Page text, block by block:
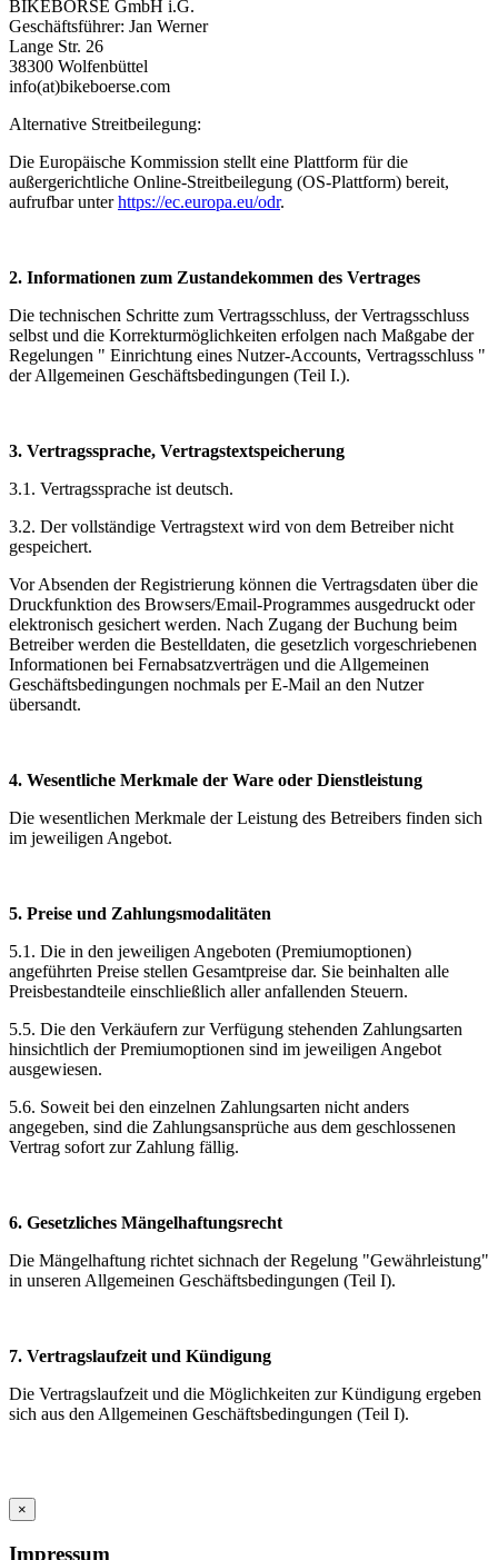
BIKEBÖRSE GmbH i.G.
Geschäftsführer: Jan Werner
Lange Str. 26
38300 Wolfenbüttel
info(at)bikeboerse.com
Alternative Streitbeilegung:
Die Europäische Kommission stellt eine Plattform für die
außergerichtliche Online-Streitbeilegung (OS-Plattform) bereit,
aufrufbar unterhttps://ec.europa.eu/odr.
2. Informationen zum Zustandekommen des Vertrages
Die technischen Schritte zum Vertragsschluss, der Vertragsschluss
selbst und die Korrekturmöglichkeiten erfolgen nach Maßgabe der
Regelungen " Einrichtung eines Nutzer-Accounts, Vertragsschluss "
der Allgemeinen Geschäftsbedingungen (Teil I.).
3. Vertragssprache, Vertragstextspeicherung
3.1. Vertragssprache ist deutsch.
3.2. Der vollständige Vertragstext wird von dem Betreiber nicht
gespeichert.
Vor Absenden der Registrierung können die Vertragsdaten über die
Druckfunktion des Browsers/Email-Programmes ausgedruckt oder
elektronisch gesichert werden. Nach Zugang der Buchung beim
Betreiber werden die Bestelldaten, die gesetzlich vorgeschriebenen
Informationen bei Fernabsatzverträgen und die Allgemeinen
Geschäftsbedingungen nochmals per E-Mail an den Nutzer
übersandt.
4. Wesentliche Merkmale der Ware oder Dienstleistung
Die wesentlichen Merkmale der Leistung des Betreibers finden sich
im jeweiligen Angebot.
5. Preise und Zahlungsmodalitäten
5.1. Die in den jeweiligen Angeboten (Premiumoptionen)
angeführten Preise stellen Gesamtpreise dar. Sie beinhalten alle
Preisbestandteile einschließlich aller anfallenden Steuern.
5.5. Die den Verkäufern zur Verfügung stehenden Zahlungsarten
hinsichtlich der Premiumoptionen sind im jeweiligen Angebot
ausgewiesen.
5.6. Soweit bei den einzelnen Zahlungsarten nicht anders
angegeben, sind die Zahlungsansprüche aus dem geschlossenen
Vertrag sofort zur Zahlung fällig.
6. Gesetzliches Mängelhaftungsrecht
Die Mängelhaftung richtet sichnach der Regelung "Gewährleistung"
in unseren Allgemeinen Geschäftsbedingungen (Teil I).
7. Vertragslaufzeit und Kündigung
Die Vertragslaufzeit und die Möglichkeiten zur Kündigung ergeben
sich aus den Allgemeinen Geschäftsbedingungen (Teil I).
×
Impressum